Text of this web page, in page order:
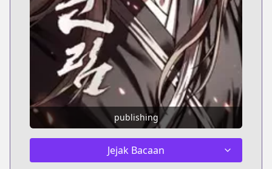
publishing
Jejak Bacaan